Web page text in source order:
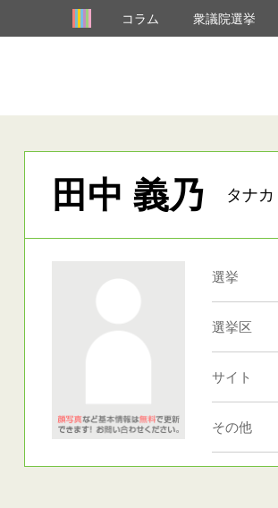
コラム 衆議院選挙
田中 義乃 タナ
選挙
選挙区
サイト
その他